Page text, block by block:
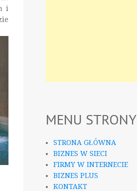
i
MENU STRONY
STRONA GŁÓWNA
BIZNES W SIECI
FIRMY W INTERNECIE
BIZNES PLUS
KONTAKT